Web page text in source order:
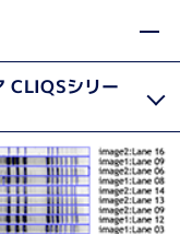
から探す イメージ
CLIQSシリー